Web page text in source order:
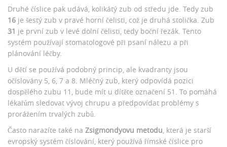
Druhé číslice pak udává, kolikátý zub od středu jde. Tedy zub
16 je šestý zub v pravé horní čelisti, což je druhá stolička. Zub
31 je první zub v levé dolní čelisti, tedy boční řezák. Tento
systém používají stomatologové při psaní nálezu a při
plánování léčby.
U dětí se používá podobný princip, ale kvadranty jsou
očíslovány 5, 6, 7 a 8. Mléčný zub, který odpovídá pozici
dospělého zubu 11, bude mít u dítěte označení 51. To pomáhá
lékařům sledovat vývoj chrupu a předpovídat problémy s
prorážením trvalých zubů.
Často narazíte také na Zsigmondyovu metodu, která je starší
evropský systém číslování, který používá římské číslice pro